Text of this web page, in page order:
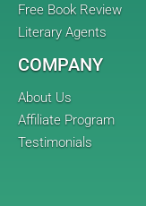
Free Book Review
Literary Agents
COMPANY
About Us
Affiliate Program
Testimonials